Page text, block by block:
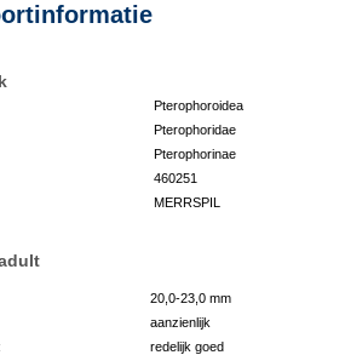
Pterophoroidea
Pterophoridae
Pterophorinae
460251
MERRSPIL
20,0-23,0 mm
aanzienlijk
redelijk goed